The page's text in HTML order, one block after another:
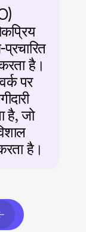
है।
पर
है, जो
है।